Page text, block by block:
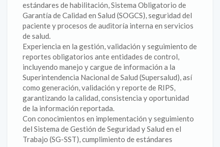
estándares de habilitación, Sistema Obligatorio de
Garantía de Calidad en Salud (SOGCS), seguridad del
paciente y procesos de auditoría interna en servicios
de salud.
Experiencia en la gestión, validación y seguimiento de
reportes obligatorios ante entidades de control,
incluyendo manejo y cargue de información a la
Superintendencia Nacional de Salud (Supersalud), así
como generación, validación y reporte de RIPS,
garantizando la calidad, consistencia y oportunidad
de la información reportada.
Con conocimientos en implementación y seguimiento
del Sistema de Gestión de Seguridad y Salud en el
Trabajo (SG-SST), cumplimiento de estándares